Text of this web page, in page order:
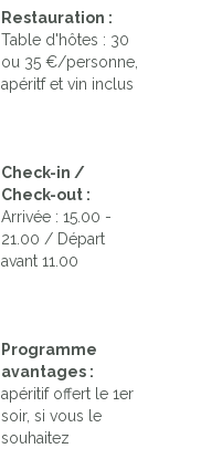
Restauration :
Table d'hôtes : 30
ou 35 €/personne,
apéritf et vin inclus
Check-in /
Check-out :
Arrivée : 15.00 -
21.00 / Départ
avant 11.00
Programme
avantages :
apéritif offert le 1er
soir, si vous le
souhaitez